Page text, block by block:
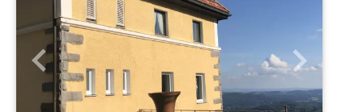
Previous Next